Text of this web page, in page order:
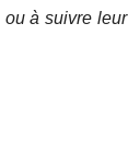
ou à suivre leur